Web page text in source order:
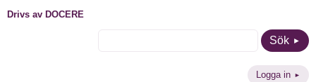
Drivs av DOCERE
Sök
Logga in